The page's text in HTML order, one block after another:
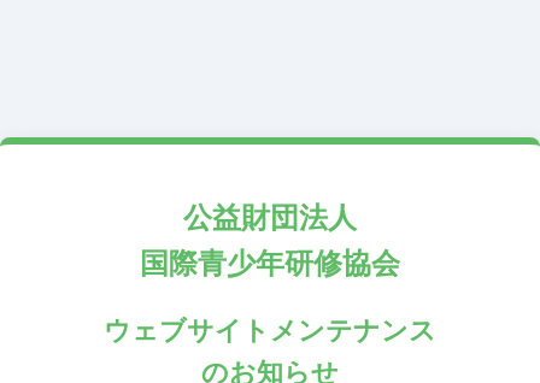
公益財団法人
国際青少年研修協会
ウェブサイトメンテナンス
のお知らせ